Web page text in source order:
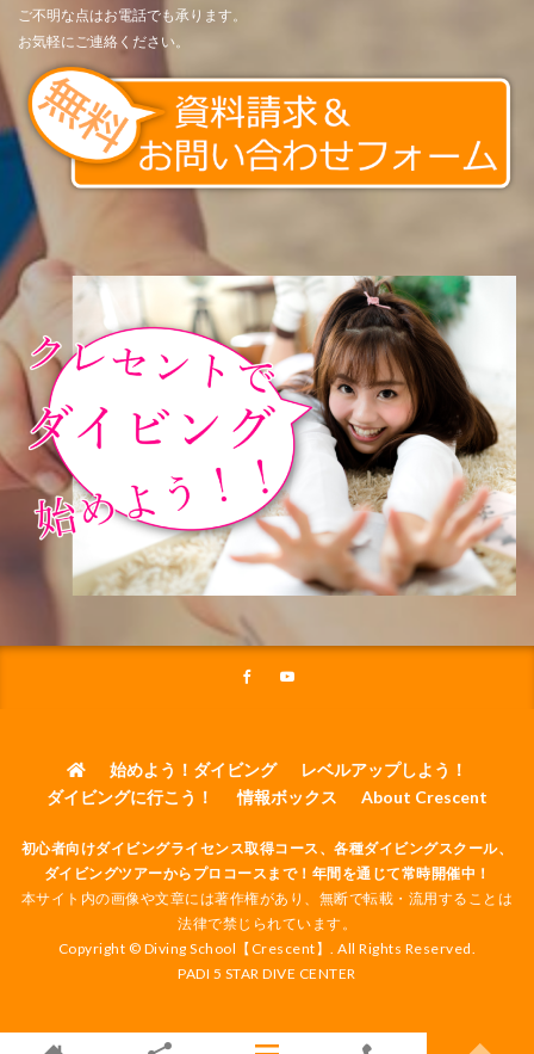
ご不明な点はお電話でも承ります。
お気軽にご連絡ください。
始めよう！ダイビング
レベルアップしよう！
ダイビングに行こう！
情報ボックス About Crescent
初心者向けダイビングライセンス取得コース、各種ダイビングスクール、
ダイビングツアーからプロコースまで！年間を通じて常時開催中！
本サイト内の画像や文章には著作権があり、無断で転載・流用することは
法律で禁じられています。
Copyright © Diving School【Crescent】. All Rights Reserved.
PADI 5 STAR DIVE CENTER